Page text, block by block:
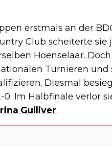
erstmals an der
Club scheiterte
Hoenselaar.
Turnieren und
Diesmal
Im Halbfinale verlor
Gulliver.